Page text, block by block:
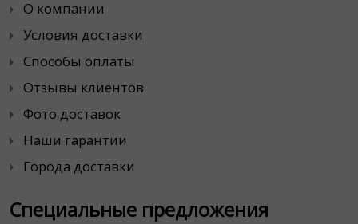
О компании
Условия доставки
Способы оплаты
Отзывы клиентов
Фото доставок
Наши гарантии
Города доставки
Специальные предложения